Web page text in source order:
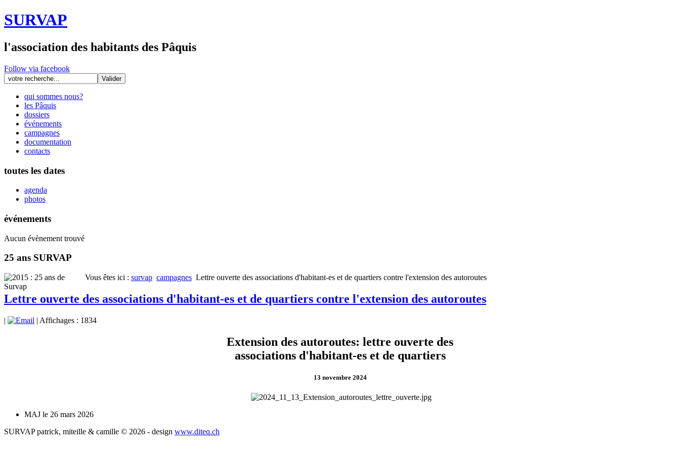
SURVAP
l'association des habitants des Pâquis
Follow via facebook
qui sommes nous?
les Pâquis
dossiers
événements
campagnes
documentation
contacts
toutes les dates
agenda
photos
événements
Aucun évènement trouvé
25 ans SURVAP
Vous êtes ici : survap campagnes Lettre ouverte des associations d'habitant-es et de quartiers contre l'extension des autoroutes
Lettre ouverte des associations d'habitant-es et de quartiers contre l'extension des autoroutes
| | Affichages : 1834
Extension des autoroutes: lettre ouverte des
associations d'habitant-es et de quartiers
13 novembre 2024
MAJ le 26 mars 2026
SURVAP patrick, miteille & camille © 2026 - design www.diteq.ch